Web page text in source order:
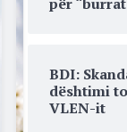
BDI:
dështimi
VLEN-it